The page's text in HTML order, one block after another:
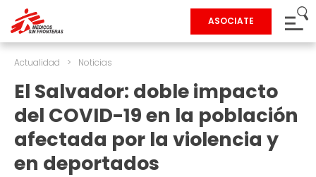
ASOCIATE
Actualidad > Noticias
El Salvador: doble impacto
del COVID-19 en la población
afectada por la violencia y
en deportados